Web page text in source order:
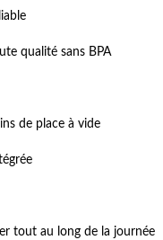
qualité sans BPA
de place à vide
tout au long de la journée